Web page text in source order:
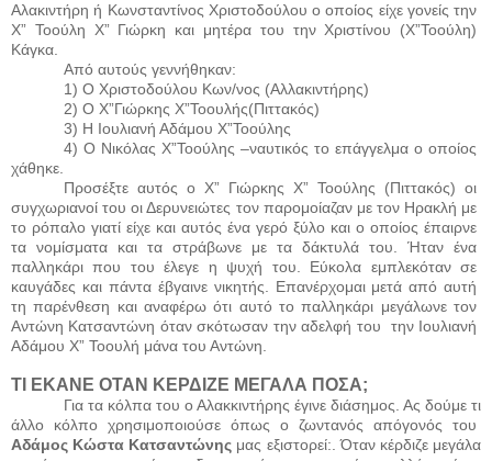
Αλακιντήρη ή Κωνσταντίνος Χριστοδούλου ο οποίος είχε γονείς την
Χ” Τοούλη Χ” Γιώρκη και μητέρα του την Χριστίνου (Χ”Τοούλη)
Κάγκα.
Από αυτούς γεννήθηκαν:
1) Ο Χριστοδούλου Κων/νος (Αλλακιντήρης)
2) Ο Χ”Γιώρκης Χ”Τοουλής(Πιττακός)
3) Η Ιουλιανή Αδάμου Χ”Τοούλης
4) Ο Νικόλας Χ”Τοούλης –ναυτικός το επάγγελμα ο οποίος
χάθηκε.
Προσέξτε αυτός ο Χ” Γιώρκης Χ” Τοούλης (Πιττακός) οι
συγχωριανοί του οι Δερυνειώτες τον παρομοίαζαν με τον Ηρακλή με
το ρόπαλο γιατί είχε και αυτός ένα γερό ξύλο και ο οποίος έπαιρνε
τα νομίσματα και τα στράβωνε με τα δάκτυλά του. Ήταν ένα
παλληκάρι που του έλεγε η ψυχή του. Εύκολα εμπλεκόταν σε
καυγάδες και πάντα έβγαινε νικητής. Επανέρχομαι μετά από αυτή
τη παρένθεση και αναφέρω ότι αυτό το παλληκάρι μεγάλωνε τον
Αντώνη Κατσαντώνη όταν σκότωσαν την αδελφή του
την Ιουλιανή
Αδάμου Χ” Tooυλή μάνα του Αντώνη.
ΤΙ ΕΚΑΝΕ ΟΤΑΝ ΚΕΡΔΙΖΕ ΜΕΓΑΛΑ ΠΟΣΑ;
Για τα κόλπα του ο Αλακκιντήρης έγινε διάσημος. Ας δούμε τι
άλλο κόλπο χρησιμοποιούσε όπως ο ζωντανός απόγονός του
Αδάμος Κώστα Κατσαντώνης μας εξιστορεί:. Όταν κέρδιζε μεγάλα